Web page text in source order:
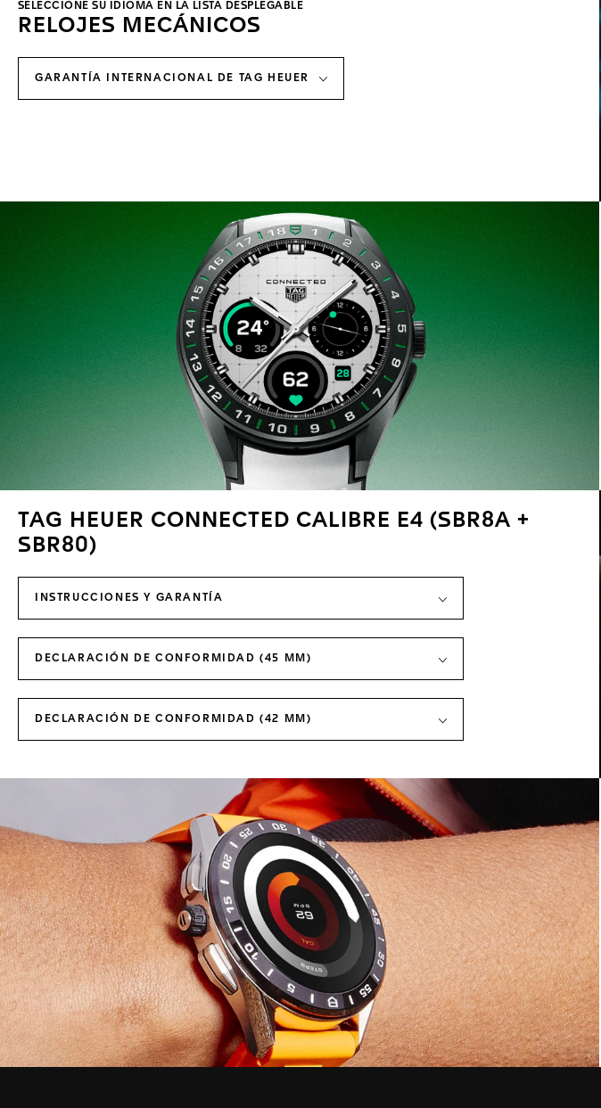
SELECCIONE SU IDIOMA EN LA LISTA DESPLEGABLE
RELOJES MECÁNICOS
GARANTÍA INTERNACIONAL DE TAG HEUER
TAG HEUER CONNECTED CALIBRE E4 (SBR8A +
SBR80)
INSTRUCCIONES Y GARANTÍA
DECLARACIÓN DE CONFORMIDAD (45 MM)
DECLARACIÓN DE CONFORMIDAD (42 MM)